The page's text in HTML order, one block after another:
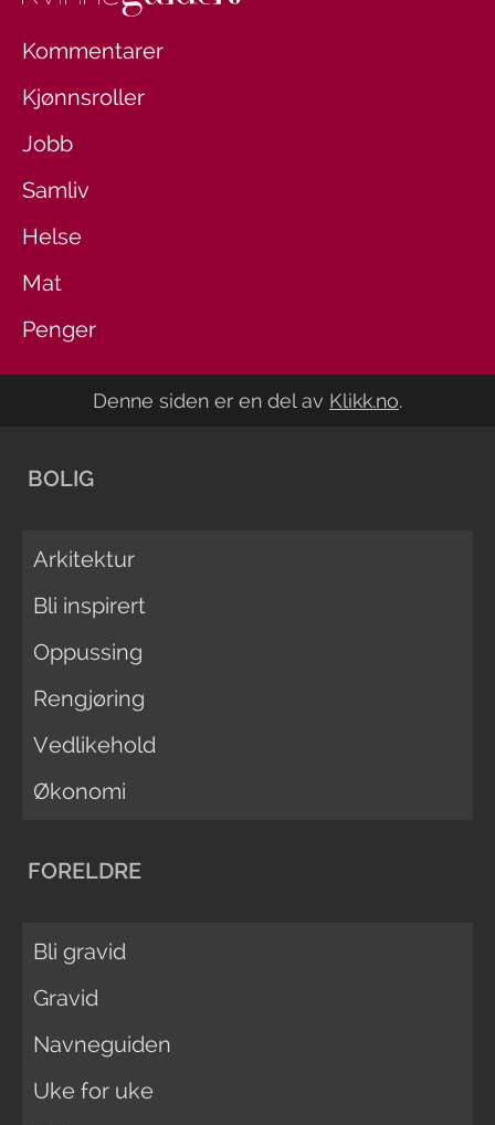
Kommentarer
Kjønnsroller
Jobb
Samliv
Helse
Mat
Penger
Denne siden er en del av Klikk.no.
BOLIG
Arkitektur
Bli inspirert
Oppussing
Rengjøring
Vedlikehold
Økonomi
FORELDRE
Bli gravid
Gravid
Navneguiden
Uke for uke